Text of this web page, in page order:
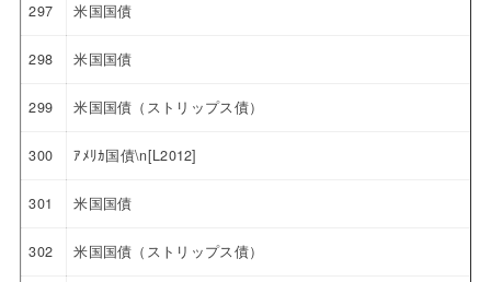
297 米国国債
298 米国国債
299 米国国債（ストリップス債）
300 ｱﾒﾘｶ国債\n[L2012]
301 米国国債
302 米国国債（ストリップス債）